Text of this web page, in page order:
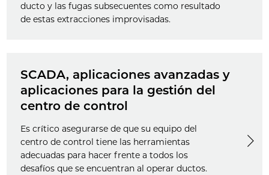
ducto y las fugas subsecuentes como resultado
de estas extracciones improvisadas.
SCADA, aplicaciones avanzadas y
aplicaciones para la gestión del
centro de control
Es crítico asegurarse de que su equipo del
centro de control tiene las herramientas
adecuadas para hacer frente a todos los
desafíos que se encuentran al operar ductos.